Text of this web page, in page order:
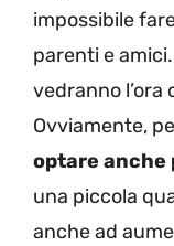
impossibile
parenti e
vedranno l’ora
Ovviamente,
optare
una piccola
anche ad